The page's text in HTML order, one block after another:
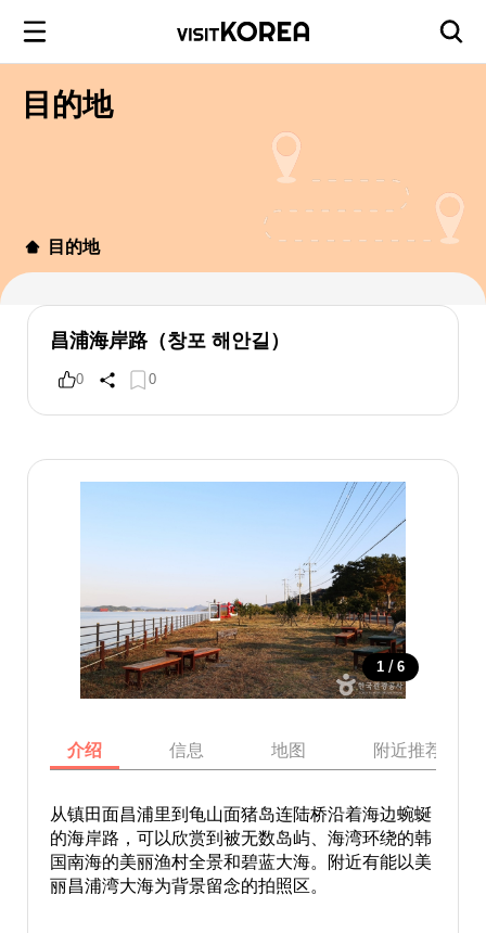
目的地
目的地
昌浦海岸路（창포 해안길）
0 0
1 / 6
介绍 信息 地图 附近推荐景点
从镇田面昌浦里到龟山面猪岛连陆桥沿着海边蜿蜒
的海岸路，可以欣赏到被无数岛屿、海湾环绕的韩
国南海的美丽渔村全景和碧蓝大海。附近有能以美
丽昌浦湾大海为背景留念的拍照区。